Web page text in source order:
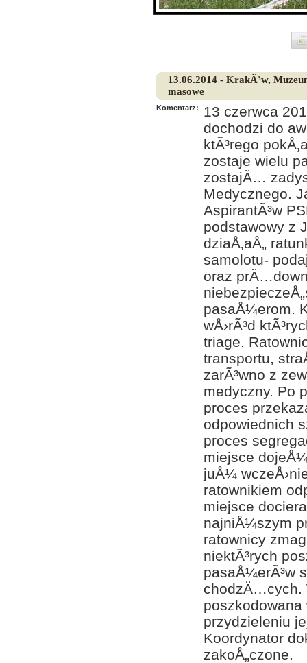
13.06.2014 - KrakÃ³w,
masowe
Komentarz:
13 czerwca
dochodzi do
ktÃ³rego
zostaje wielu
zostajÄ…
Medycznego.
AspirantÃ³w
podstawowy z
dziaÅ‚aÅ„
samolotu-
oraz
pasaÅ¼erom.
wÅ›rÃ³d
triage.
transportu,
zarÃ³wno z
medyczny. Po
proces
odpowiednich
proces
miejsce
juÅ¼
ratownikiem
miejsce
najniÅ¼szym
ratownicy
niektÃ³rych
pasaÅ¼erÃ³w
chodzÄ…cych.
przydzieleniu
Koordynator
zakoÅ„czone.